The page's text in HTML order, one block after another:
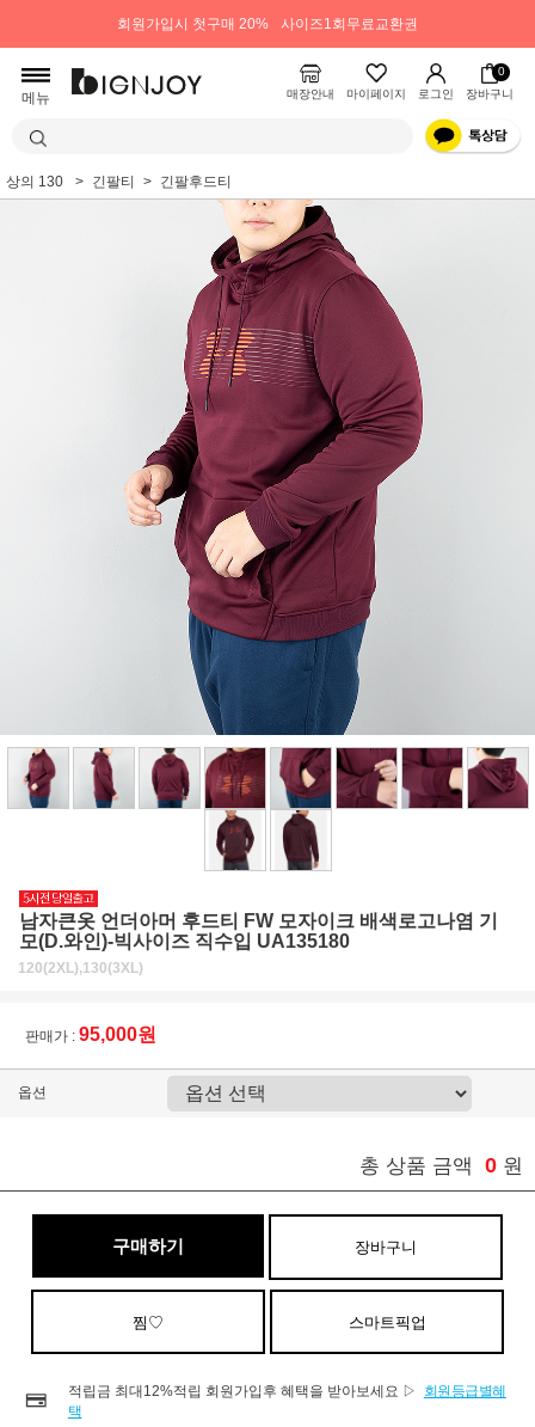
회원가입시 첫구매 20% 사이즈1회무료교환권
메뉴 매장안내 마이페이지 로그인
0
장바구니
상의 130 긴팔티 긴팔후드티
남자큰옷 언더아머 후드티 FW 모자이크 배색로고나염 기
모(D.와인)-빅사이즈 직수입 UA135180
120(2XL),130(3XL)
판매가 : 95,000원
옵션
총 상품 금액 0 원
구매하기 장바구니
찜♡ 스마트픽업
적립금 최대12%적립 회원가입후 혜택을 받아보세요 ▷
회원등급별혜
택